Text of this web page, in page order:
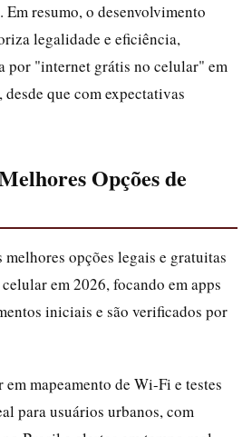
resumo, o desenvolvimento
legalidade e eficiência,
por "internet grátis no celular" em
que com expectativas
Opções de
opções legais e gratuitas
em 2026, focando em apps
iniciais e são verificados por
em mapeamento de Wi-Fi e testes
para usuários urbanos, com